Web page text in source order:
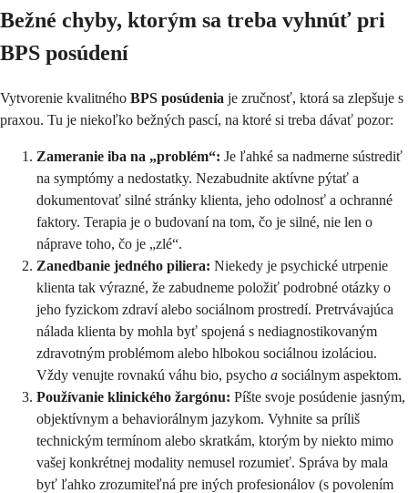
Bežné chyby, ktorým sa treba vyhnúť pri
BPS posúdení
Vytvorenie kvalitného BPS posúdenia je zručnosť, ktorá sa zlepšuje s
praxou. Tu je niekoľko bežných pascí, na ktoré si treba dávať pozor:
Zameranie iba na „problém“: Je ľahké sa nadmerne sústrediť
na symptómy a nedostatky. Nezabudnite aktívne pýtať a
dokumentovať silné stránky klienta, jeho odolnosť a ochranné
faktory. Terapia je o budovaní na tom, čo je silné, nie len o
náprave toho, čo je „zlé“.
Zanedbanie jedného piliera: Niekedy je psychické utrpenie
klienta tak výrazné, že zabudneme položiť podrobné otázky o
jeho fyzickom zdraví alebo sociálnom prostredí. Pretrvávajúca
nálada klienta by mohla byť spojená s nediagnostikovaným
zdravotným problémom alebo hlbokou sociálnou izoláciou.
Vždy venujte rovnakú váhu bio, psycho a sociálnym aspektom.
Používanie klinického žargónu: Píšte svoje posúdenie jasným,
objektívnym a behaviorálnym jazykom. Vyhnite sa príliš
technickým termínom alebo skratkám, ktorým by niekto mimo
vašej konkrétnej modality nemusel rozumieť. Správa by mala
byť ľahko zrozumiteľná pre iných profesionálov (s povolením